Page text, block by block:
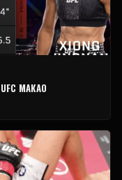
UFC МАКАО